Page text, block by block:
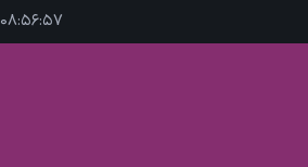
۰۸:۵۶:۵۷ - ۱۵ مرداد ۱۴۰۵